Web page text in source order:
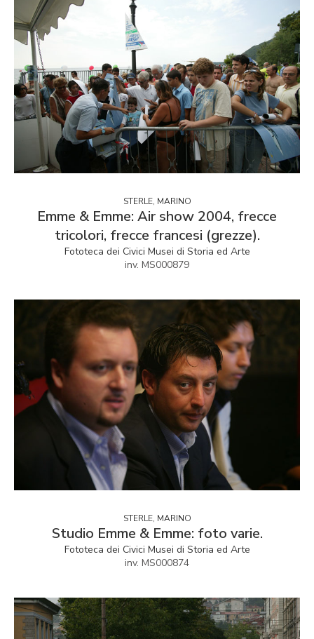
STERLE, MARINO
Emme & Emme: Air show 2004, frecce
tricolori, frecce francesi (grezze).
Fototeca dei Civici Musei di Storia ed Arte
inv. MS000879
STERLE, MARINO
Studio Emme & Emme: foto varie.
Fototeca dei Civici Musei di Storia ed Arte
inv. MS000874